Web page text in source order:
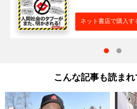
ネット書店で購入す
こんな記事も読ま